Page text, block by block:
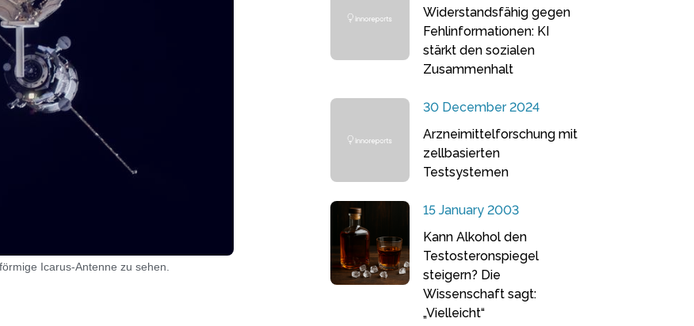
Icarus-Antenne zu sehen.
Widerstandsfähig gegen
Fehlinformationen: KI
stärkt den sozialen
Zusammenhalt
30 December 2024
Arzneimittelforschung mit
zellbasierten
Testsystemen
15 January 2003
Kann Alkohol den
Testosteronspiegel
steigern? Die
Wissenschaft sagt:
„Vielleicht“